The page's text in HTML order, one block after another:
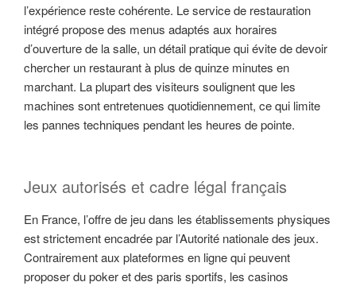
l’expérience reste cohérente. Le service de restauration
intégré propose des menus adaptés aux horaires
d’ouverture de la salle, un détail pratique qui évite de devoir
chercher un restaurant à plus de quinze minutes en
marchant. La plupart des visiteurs soulignent que les
machines sont entretenues quotidiennement, ce qui limite
les pannes techniques pendant les heures de pointe.
Jeux autorisés et cadre légal français
En France, l’offre de jeu dans les établissements physiques
est strictement encadrée par l’Autorité nationale des jeux.
Contrairement aux plateformes en ligne qui peuvent
proposer du poker et des paris sportifs, les casinos